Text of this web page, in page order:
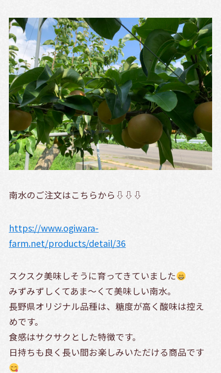
南水のご注文はこちらから⇩⇩⇩
https://www.ogiwara-
farm.net/products/detail/36
スクスク美味しそうに育ってきていました
みずみずしくてあま～くて美味しい南水。
長野県オリジナル品種は、糖度が高く酸味は控え
めです。
食感はサクサクとした特徴です。
日持ちも良く長い間お楽しみいただける商品です